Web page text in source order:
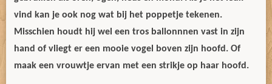
vind kan je ook nog wat bij het poppetje tekenen.
Misschien houdt hij wel een tros ballonnnen vast in zijn
hand of vliegt er een mooie vogel boven zijn hoofd. Of
maak een vrouwtje ervan met een strikje op haar hoofd.